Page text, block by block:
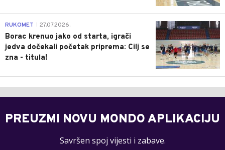
0
RUKOMET 27.07.2026.
Borac krenuo jako od starta, igrači
jedva dočekali početak priprema: Cilj se
zna - titula!
PREUZMI NOVU MONDO APLIKACIJU
Savršen spoj vijesti i zabave.